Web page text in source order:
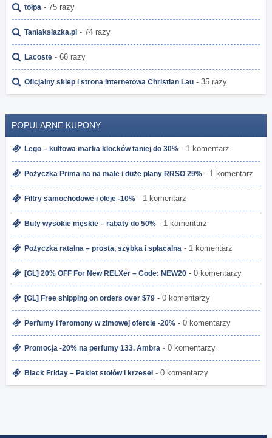
tołpa - 75 razy
Taniaksiazka.pl - 74 razy
Lacoste - 66 razy
Oficjalny sklep i strona internetowa Christian Lau - 35 razy
POPULARNE KUPONY
Lego – kultowa marka klocków taniej do 30% - 1 komentarz
Pożyczka Prima na na małe i duże plany RRSO 29% - 1 komentarz
Filtry samochodowe i oleje -10% - 1 komentarz
Buty wysokie męskie – rabaty do 50% - 1 komentarz
Pożyczka ratalna – prosta, szybka i spłacalna - 1 komentarz
[GL] 20% OFF For New RELXer – Code: NEW20 - 0 komentarzy
[GL] Free shipping on orders over $79 - 0 komentarzy
Perfumy i feromony w zimowej ofercie -20% - 0 komentarzy
Promocja -20% na perfumy 133. Ambra - 0 komentarzy
Black Friday – Pakiet stołów i krzeseł- 0 komentarzy